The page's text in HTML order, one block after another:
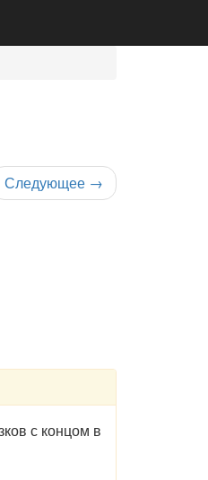
Следующее →
с концом в